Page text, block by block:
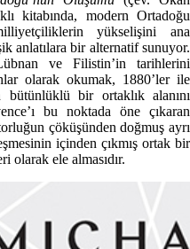
kitabında, modern Ortadoğu
yükselişini ana
anlatılara bir alternatif sunuyor.
ve Filistin’in tarihlerini
olarak okumak, 1880’ler ile
bütünlüklü bir ortaklık alanını
bu noktada öne çıkaran
çöküşünden doğmuş ayrı
içinden çıkmış ortak bir
olarak ele almasıdır.